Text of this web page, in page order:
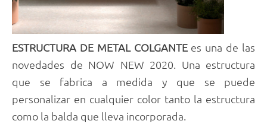
ESTRUCTURA DE METAL COLGANTE es una de las
novedades de NOW NEW 2020. Una estructura
que se fabrica a medida y que se puede
personalizar en cualquier color tanto la estructura
como la balda que lleva incorporada.